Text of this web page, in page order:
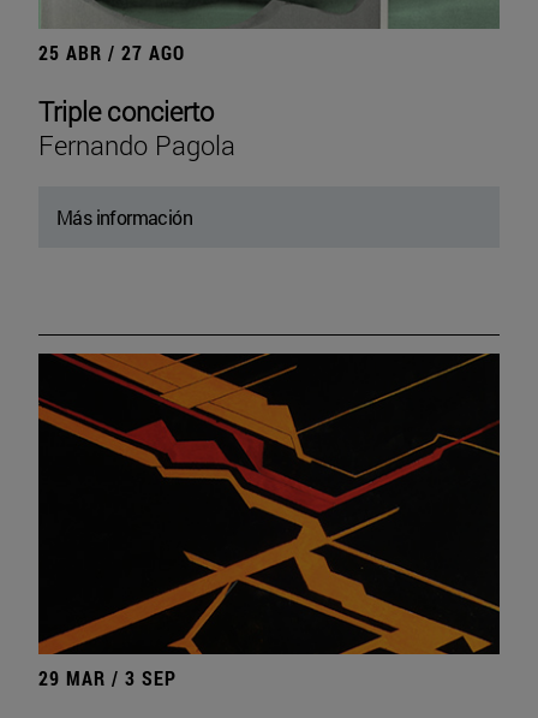
25 ABR / 27 AGO
Triple concierto
Fernando Pagola
Más información
29 MAR / 3 SEP